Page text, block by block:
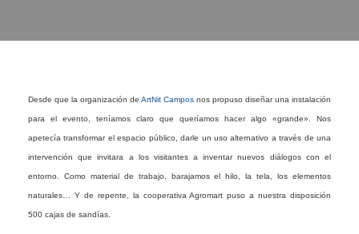
Desde que la organización de ArtNit Campos nos propuso diseñar una instalación
para el evento, teníamos claro que queríamos hacer algo «grande». Nos
apetecía transformar el espacio público, darle un uso alternativo a través de una
intervención que invitara a los visitantes a inventar nuevos diálogos con el
entorno. Como material de trabajo, barajamos el hilo, la tela, los elementos
naturales… Y de repente, la cooperativa Agromart puso a nuestra disposición
500 cajas de sandías.